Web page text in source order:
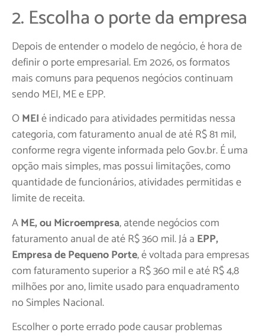
2. Escolha o porte da empresa
Depois de entender o modelo de negócio, é hora de
definir o porte empresarial. Em 2026, os formatos
mais comuns para pequenos negócios continuam
sendo MEI, ME e EPP.
OMEIé indicado para atividades permitidas nessa
categoria, com faturamento anual de até R$ 81 mil,
conforme regra vigente informada pelo Gov.br. É uma
opção mais simples, mas possui limitações, como
quantidade de funcionários, atividades permitidas e
limite de receita.
AME, ou Microempresa, atende negócios com
faturamento anual de até R$ 360 mil. Já a EPP,
Empresa de Pequeno Porte, é voltada para empresas
com faturamento superior a R$ 360 mil e até R$ 4,8
milhões por ano, limite usado para enquadramento
no Simples Nacional.
Escolher o porte errado pode causar problemas